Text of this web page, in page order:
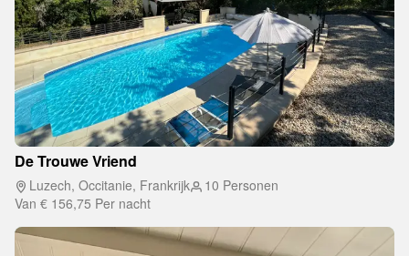
De Trouwe Vriend
Luzech, Occitanie, Frankrijk
10 Personen
Van € 156,75 Per nacht